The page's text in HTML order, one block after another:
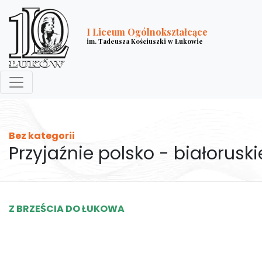
I Liceum Ogólnokształcące
im. Tadeusza Kościuszki w Łukowie
Bez kategorii
Przyjaźnie polsko -
Z BRZEŚCIA DO ŁUKOWA